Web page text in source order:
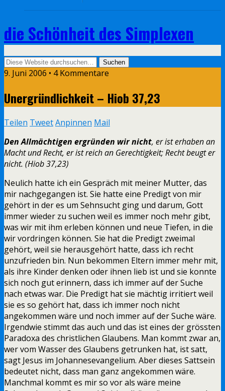
die Schönheit des Simplexen
9. Juni 2006 • 4 Kommentare
Unergründlichkeit – Hiob 37,23
Teilen TweetAnpinnen Mail
Den Allmächtigen ergründen wir nicht, er ist erhaben an
Macht und Recht, er ist reich an Gerechtigkeit; Recht beugt er
nicht. (Hiob 37,23)
Neulich hatte ich ein Gespräch mit meiner Mutter, das
mir nachgegangen ist. Sie hatte eine Predigt von mir
gehört in der es um Sehnsucht ging und darum, Gott
immer wieder zu suchen weil es immer noch mehr gibt,
was wir mit ihm erleben können und neue Tiefen, in die
wir vordringen können. Sie hat die Predigt zweimal
gehört, weil sie herausgehört hatte, dass ich recht
unzufrieden bin. Nun bekommen Eltern immer mehr mit,
als ihre Kinder denken oder ihnen lieb ist und sie konnte
sich noch gut erinnern, dass ich immer auf der Suche
nach etwas war. Die Predigt hat sie mächtig irritiert weil
sie es so gehört hat, dass ich immer noch nicht
angekommen wäre und noch immer auf der Suche wäre.
Irgendwie stimmt das auch und das ist eines der grössten
Paradoxa des christlichen Glaubens. Man kommt zwar an,
wer vom Wasser des Glaubens getrunken hat, ist satt,
sagt Jesus im Johannesevangelium. Aber dieses Sattsein
bedeutet nicht, dass man ganz angekommen wäre.
Manchmal kommt es mir so vor als wäre meine